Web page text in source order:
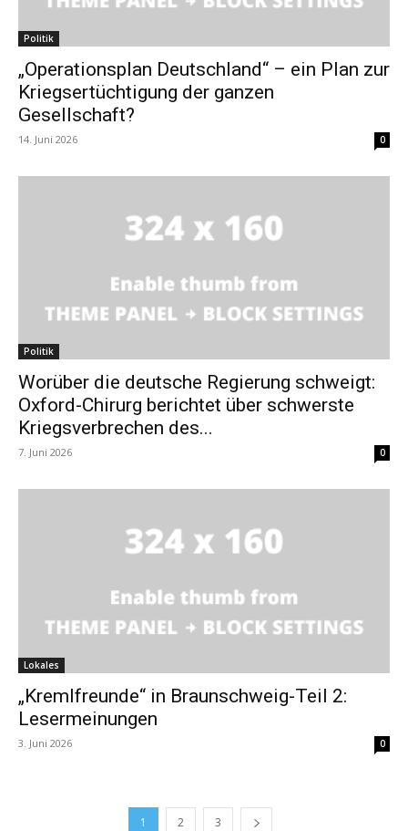
Politik
„Operationsplan Deutschland“ – ein Plan zur
Kriegsertüchtigung der ganzen
Gesellschaft?
14. Juni 2026 0
Politik
Worüber die deutsche Regierung schweigt:
Oxford-Chirurg berichtet über schwerste
Kriegsverbrechen des...
7. Juni 2026 0
Lokales
„Kremlfreunde“ in Braunschweig-Teil 2:
Lesermeinungen
3. Juni 2026 0
1 2 3